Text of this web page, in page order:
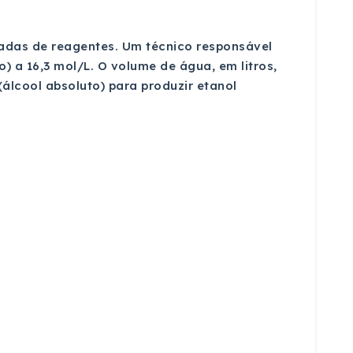
de reagentes. Um técnico responsável
a 16,3 mol/L. O volume de água, em litros,
absoluto) para produzir etanol